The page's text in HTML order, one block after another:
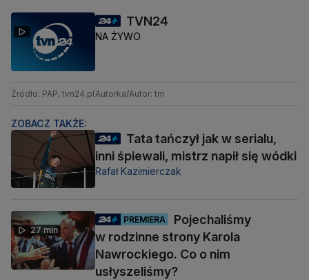
TVN24
NA ŻYWO
Źródło: PAP, tvn24.pl Autorka/Autor: tm
ZOBACZ TAKŻE:
Tata tańczył jak w serialu,
inni śpiewali, mistrz napił się wódki
Rafał Kazimierczak
27 min
PREMIERA
Pojechaliśmy
w rodzinne strony Karola
Nawrockiego. Co o nim
usłyszeliśmy?